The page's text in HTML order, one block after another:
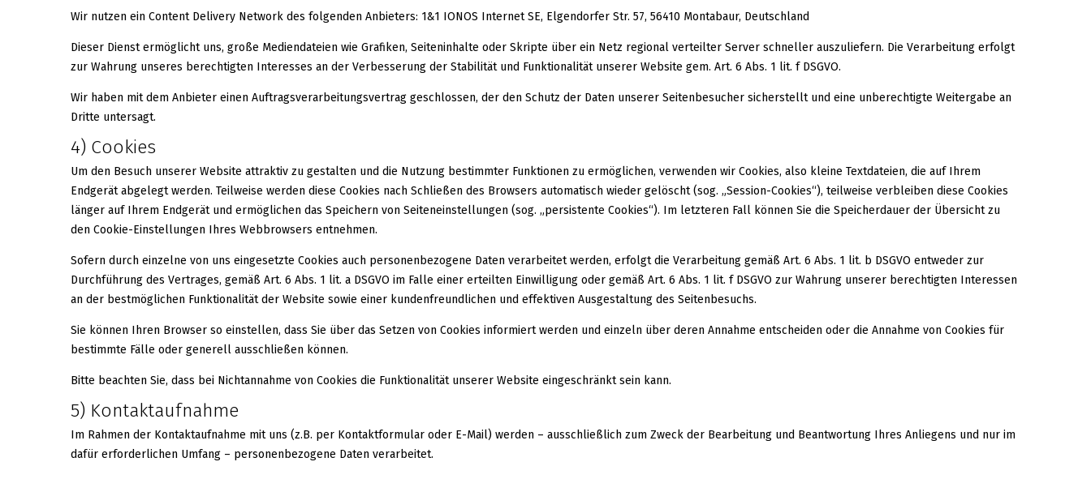
Wir nutzen ein Content Delivery Network des folgenden Anbieters: 1&1 IONOS Internet SE, Elgendorfer Str. 57, 56410 Montabaur, Deutschland
Dieser Dienst ermöglicht uns, große Mediendateien wie Grafiken, Seiteninhalte oder Skripte über ein Netz regional verteilter Server schneller auszuliefern. Die Verarbeitung erfolgt
zur Wahrung unseres berechtigten Interesses an der Verbesserung der Stabilität und Funktionalität unserer Website gem. Art. 6 Abs. 1 lit. f DSGVO.
Wir haben mit dem Anbieter einen Auftragsverarbeitungsvertrag geschlossen, der den Schutz der Daten unserer Seitenbesucher sicherstellt und eine unberechtigte Weitergabe an
Dritte untersagt.
4) Cookies
Um den Besuch unserer Website attraktiv zu gestalten und die Nutzung bestimmter Funktionen zu ermöglichen, verwenden wir Cookies, also kleine Textdateien, die auf Ihrem
Endgerät abgelegt werden. Teilweise werden diese Cookies nach Schließen des Browsers automatisch wieder gelöscht (sog. „Session-Cookies“), teilweise verbleiben diese Cookies
länger auf Ihrem Endgerät und ermöglichen das Speichern von Seiteneinstellungen (sog. „persistente Cookies“). Im letzteren Fall können Sie die Speicherdauer der Übersicht zu
den Cookie-Einstellungen Ihres Webbrowsers entnehmen.
Sofern durch einzelne von uns eingesetzte Cookies auch personenbezogene Daten verarbeitet werden, erfolgt die Verarbeitung gemäß Art. 6 Abs. 1 lit. b DSGVO entweder zur
Durchführung des Vertrages, gemäß Art. 6 Abs. 1 lit. a DSGVO im Falle einer erteilten Einwilligung oder gemäß Art. 6 Abs. 1 lit. f DSGVO zur Wahrung unserer berechtigten Interessen
an der bestmöglichen Funktionalität der Website sowie einer kundenfreundlichen und effektiven Ausgestaltung des Seitenbesuchs.
Sie können Ihren Browser so einstellen, dass Sie über das Setzen von Cookies informiert werden und einzeln über deren Annahme entscheiden oder die Annahme von Cookies für
bestimmte Fälle oder generell ausschließen können.
Bitte beachten Sie, dass bei Nichtannahme von Cookies die Funktionalität unserer Website eingeschränkt sein kann.
5) Kontaktaufnahme
Im Rahmen der Kontaktaufnahme mit uns (z.B. per Kontaktformular oder E-Mail) werden – ausschließlich zum Zweck der Bearbeitung und Beantwortung Ihres Anliegens und nur im
dafür erforderlichen Umfang – personenbezogene Daten verarbeitet.